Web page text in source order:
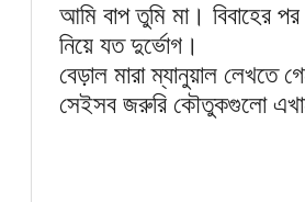
আমি বাপ তুমি মা। বিবাহের
নিয়ে যত দুর্ভোগ।
বেড়াল মারা ম্যানুয়াল লেখতে
সেইসব জরুরি কৌতুকগুলো